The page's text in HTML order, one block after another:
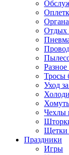
Отдых
Разное
Тросы
Уход
Чехлы
Щетки
Праздники
Игры